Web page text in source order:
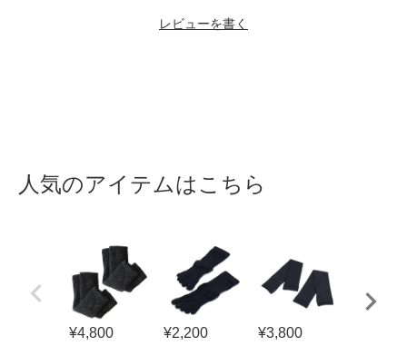
レビューを書く
人気のアイテムはこちら
¥4,800 ¥2,200 ¥3,800